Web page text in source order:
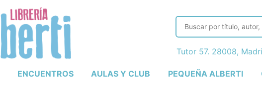
ENCUENTROS AULAS Y CLUB PEQUEÑA ALBERTI
Tutor 57. 28008,